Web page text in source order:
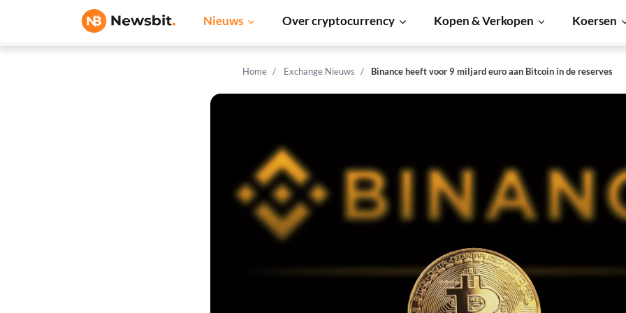
Nieuws Over cryptocurrency Kopen & Verkopen Koersen
Home Exchange Nieuws Binance heeft voor 9 miljard euro aan Bitcoin in de reserves